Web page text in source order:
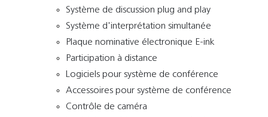
Système de discussion plug and play
Système d'interprétation simultanée
Plaque nominative électronique E-ink
Participation à distance
Logiciels pour système de conférence
Accessoires pour système de conférence
Contrôle de caméra